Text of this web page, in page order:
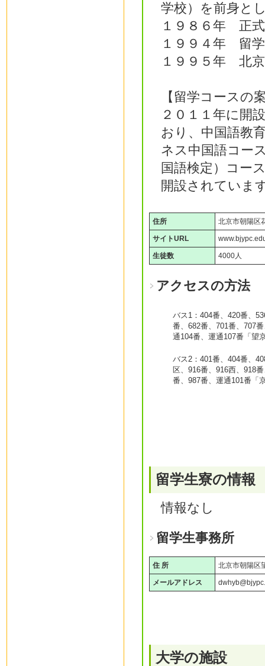
学校）を前身と
１９８６年 正
１９９４年 留
１９９５年 北
【留学コースの
２０１１年に開
おり、中国語教
ネス中国語コー
国語検定）コー
開設されていま
住所 北京市朝陽区
サイトURL
生徒数 4000人
アクセスの方法
バス1：404番、420番、
番、682番、701番、707
通104番、運通107番「望
バス2：401番、404番、
区、916番、916西、918
番、987番、運通101番「
留学生寮の情報
情報なし
留学生事務所
住 所 北京市朝陽区
メールアドレス
大学の施設